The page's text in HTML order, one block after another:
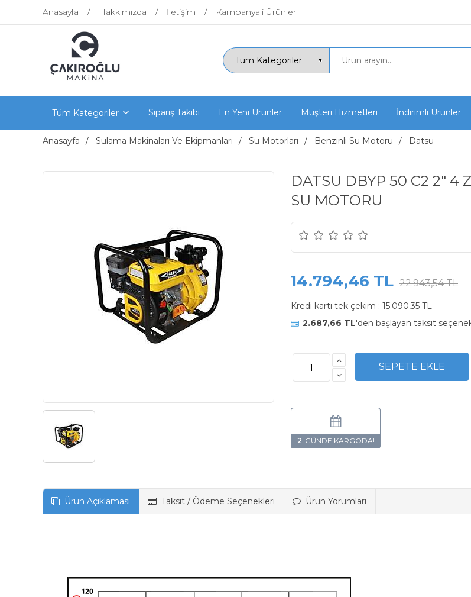
Anasayfa Hakkımızda İletişim Kampanyali Ürünler
Tüm Kategoriler Sipariş Takibi En Yeni Ürünler Müşteri Hizmetleri İndirimli Ürünler
Anasayfa Sulama Makinaları Ve Ekipmanları Su Motorları Benzinli Su Motoru Datsu
DATSU DBYP 50 C2 2" 4
SU MOTORU
14.794,46 TL 22.943,54 TL
Kredi kartı tek çekim : 15.090,35 TL
2.687,66 TL'den başlayan taksit
2
Ürün Açıklaması Taksit / Ödeme Seçenekleri Ürün Yorumları